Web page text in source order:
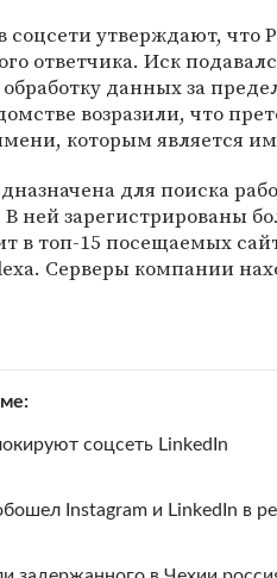
соцсети утверждают, что
ответчика. Иск
обработку данных за
возразили, что
которым является
для поиска
ней зарегистрированы
в топ-15 посещаемых
Серверы компании
соцсеть LinkedIn
Instagram и LinkedIn в